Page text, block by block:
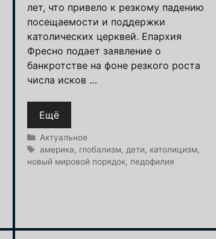
лет, что привело к резкому падению
посещаемости и поддержки
католических церквей. Епархия
Фресно подает заявление о
банкротстве на фоне резкого роста
числа исков …
Ещё
Рубрики
Актуальное
Метки
америка, глобализм, дети, католицизм,
новый мировой порядок, педофилия